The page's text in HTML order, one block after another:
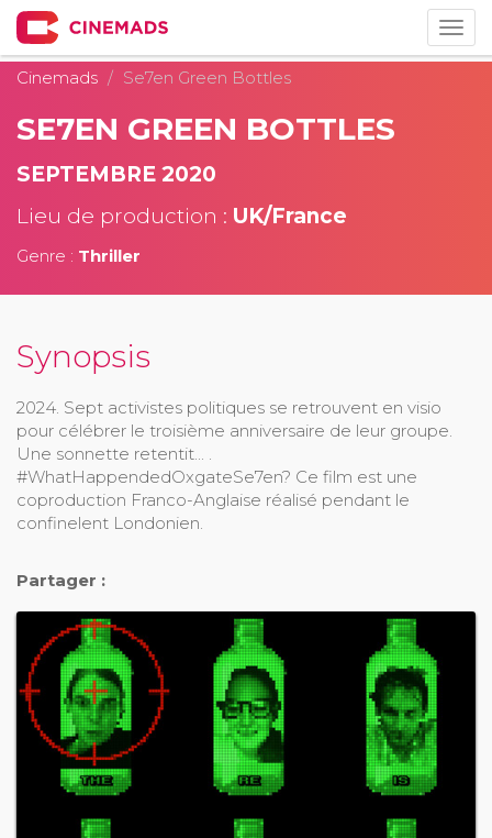
Cinemads
Se7en Green Bottles
SE7EN GREEN BOTTLES
SEPTEMBRE 2020
Lieu de production : UK/France
Genre : Thriller
Synopsis
2024. Sept activistes politiques se retrouvent en visio
pour célébrer le troisième anniversaire de leur groupe.
Une sonnette retentit... .
#WhatHappendedOxgateSe7en? Ce film est une
coproduction Franco-Anglaise réalisé pendant le
confinelent Londonien.
Partager :